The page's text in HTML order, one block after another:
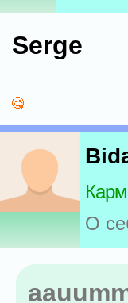
Serge
О